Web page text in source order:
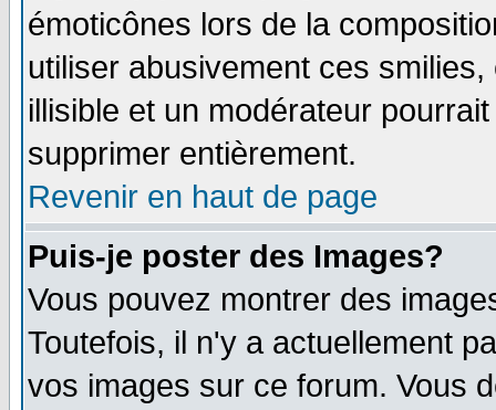
émoticônes lors de la
utiliser abusivement ces
illisible et un modérateur
supprimer entièrement.
Revenir en haut de page
Puis-je poster des Images?
Vous pouvez montrer des
Toutefois, il n'y a actuellement
vos images sur ce forum. Vous